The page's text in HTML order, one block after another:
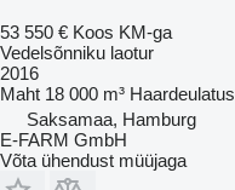
53 550 € Koos KM-ga
Vedelsõnniku laotur
2016
Maht 18 000 m³ Haardeulatus
Saksamaa, Hamburg
E-FARM GmbH
Võta ühendust müüjaga